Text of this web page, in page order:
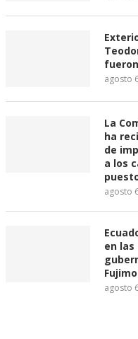
Crimen organizado sufrió
pérdidas cercanas a $
agosto
La
ha
de
a los
agosto
en
agosto